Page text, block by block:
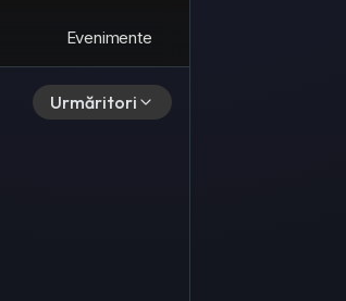
Evenimente
Urmăritori